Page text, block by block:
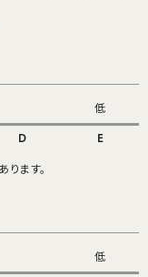
低
D E
ます。
低